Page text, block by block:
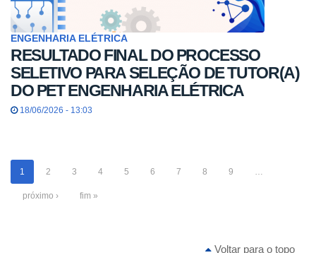
ENGENHARIA ELÉTRICA
RESULTADO FINAL DO PROCESSO
SELETIVO PARA SELEÇÃO DE TUTOR(A)
DO PET ENGENHARIA ELÉTRICA
18/06/2026 - 13:03
1 2 3 4 5 6 7 8 9 …
próximo › fim »
Voltar para o topo